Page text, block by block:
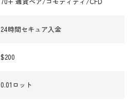
24時間セキュア入金
$200
0.01ロット